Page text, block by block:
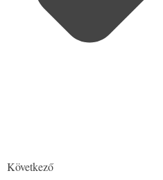
Következő